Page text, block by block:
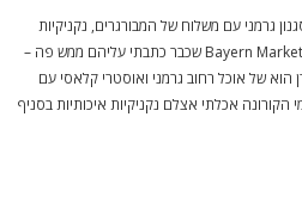
גרמני עם משלוח של המבורגרים, נקניקיות
רטבים ולחמניות טריות מ- ביירן מרקט Bayern Market שכבר כתבתי עליהם ממש פה –
הוא של אוכל רחוב גרמני ואוסטרי קלאסי עם
הקורונה אכלתי אצלם נקניקיות איכותיות בסניף